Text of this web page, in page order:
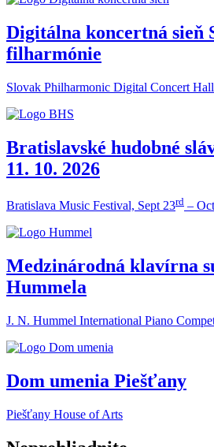
Digitálna koncertná sieň
filharmónie
Slovak Philharmonic Digital Concert Hall
Bratislavské hudobné
11. 10. 2026
Bratislava Music Festival, Sept 23rd –
Medzinárodná klavírna
Hummela
J. N. Hummel International Piano
Dom umenia Piešťany
Piešťany House of Arts